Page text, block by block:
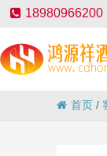
18980966200
首页 /